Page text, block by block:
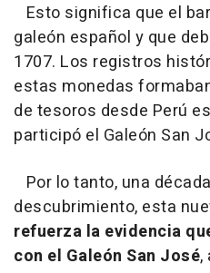
Esto significa que el
galeón español y que
1707. Los registros
estas monedas
de tesoros desde Perú
participó el Galeón San
Por lo tanto, una
descubrimiento, esta
refuerza la evidencia
con el Galeón San José,